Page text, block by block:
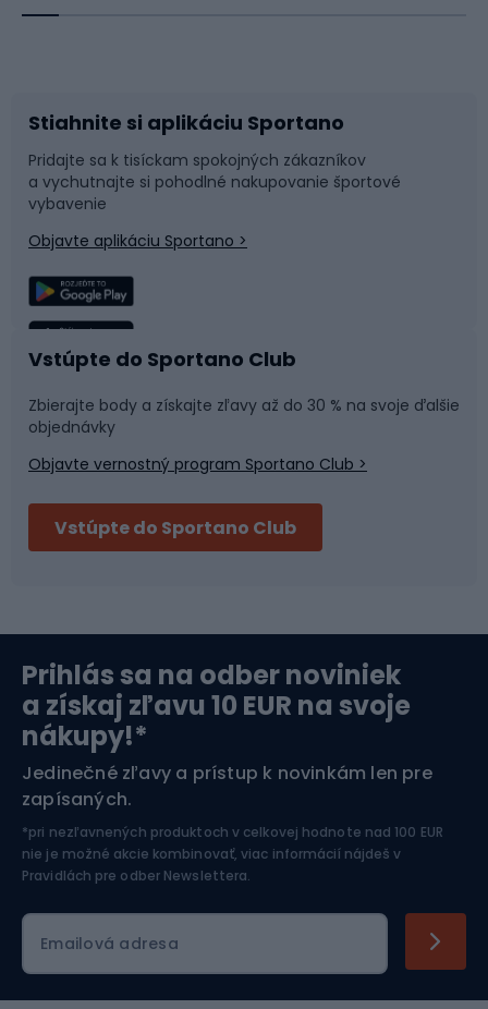
Príslušenstvo k bicyklom
Časti bicyklov
Rybolov
Športová medicína
Bushcraft
Bikepacking
Orientačný beh
Sane a kĺzačky
Snowboard
Plávanie
Tímové športy
Fitness a posilňovňa
Cyklistické prilby
Lyžovanie
Športová elektronika
Jazdectvo
Stiahnite si aplikáciu Sportano
Pridajte sa k tisíckam spokojných zákazníkov
a vychutnajte si pohodlné nakupovanie športové
vybavenie
Objavte aplikáciu Sportano >
Vstúpte do Sportano Club
Zbierajte body a získajte zľavy až do 30 % na svoje ďalšie
objednávky
Objavte vernostný program Sportano Club >
Vstúpte do Sportano Club
Prihlás sa na odber noviniek
a získaj zľavu 10 EUR na svoje
nákupy!*
Jedinečné zľavy a prístup k novinkám len pre
zapísaných.
*pri nezľavnených produktoch v celkovej hodnote nad 100 EUR
nie je možné akcie kombinovať, viac informácií nájdeš v
Pravidlách pre odber Newslettera.
Emailová adresa